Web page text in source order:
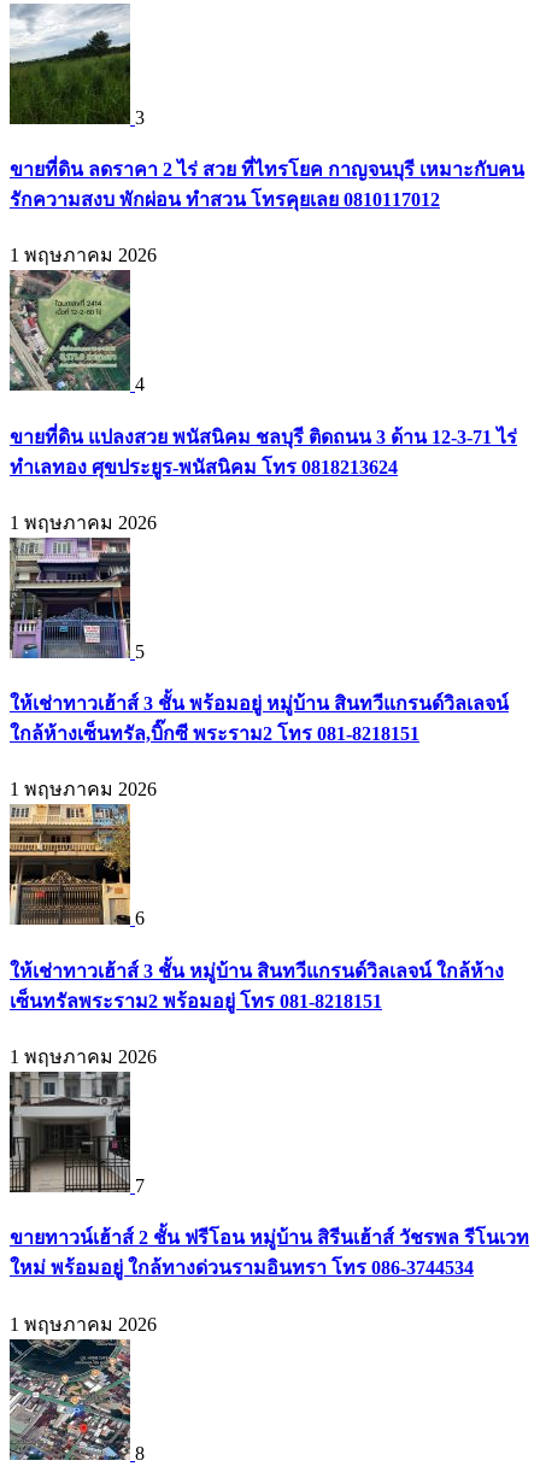
3
ขายที่ดิน ลดราคา 2 ไร่ สวย ที่ไทรโยค กาญจนบุรี เหมาะกับคน
รักความสงบ พักผ่อน ทำสวน โทรคุยเลย 0810117012
1 พฤษภาคม 2026
4
ขายที่ดิน แปลงสวย พนัสนิคม ชลบุรี ติดถนน 3 ด้าน 12-3-71 ไร่
ทำเลทอง ศุขประยูร-พนัสนิคม โทร 0818213624
1 พฤษภาคม 2026
5
ให้เช่าทาวเฮ้าส์ 3 ชั้น พร้อมอยู่ หมู่บ้าน สินทวีแกรนด์วิลเลจน์
ใกล้ห้างเซ็นทรัล,บิ๊กซี พระราม2 โทร 081-8218151
1 พฤษภาคม 2026
6
ให้เช่าทาวเฮ้าส์ 3 ชั้น หมู่บ้าน สินทวีแกรนด์วิลเลจน์ ใกล้ห้าง
เซ็นทรัลพระราม2 พร้อมอยู่ โทร 081-8218151
1 พฤษภาคม 2026
7
ขายทาวน์เฮ้าส์ 2 ชั้น ฟรีโอน หมู่บ้าน สิรีนเฮ้าส์ วัชรพล รีโนเวท
ใหม่ พร้อมอยู่ ใกล้ทางด่วนรามอินทรา โทร 086-3744534
1 พฤษภาคม 2026
8